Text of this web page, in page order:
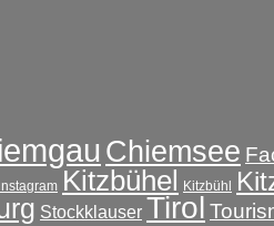
Chiemsee
Kitzbühel Kitzbühl
Stockklauser Tirol